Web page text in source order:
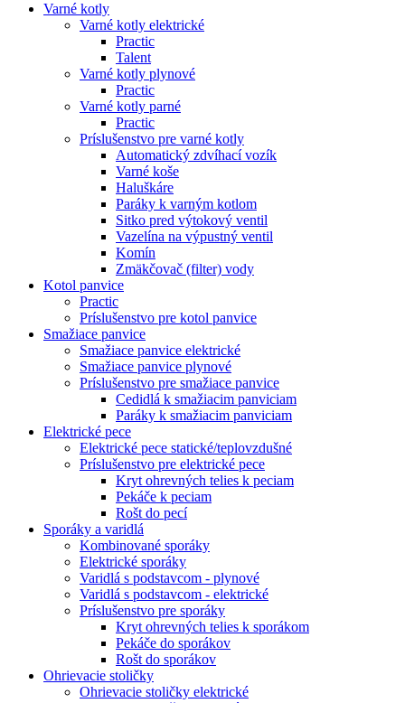
Varné kotly
Varné kotly elektrické
Practic
Talent
Varné kotly plynové
Practic
Varné kotly parné
Practic
Príslušenstvo pre varné kotly
Automatický zdvíhací vozík
Varné koše
Haluškáre
Paráky k varným kotlom
Sitko pred výtokový ventil
Vazelína na výpustný ventil
Komín
Zmäkčovač (filter) vody
Kotol panvice
Practic
Príslušenstvo pre kotol panvice
Smažiace panvice
Smažiace panvice elektrické
Smažiace panvice plynové
Príslušenstvo pre smažiace panvice
Cedidlá k smažiacim panviciam
Paráky k smažiacim panviciam
Elektrické pece
Elektrické pece statické/teplovzdušné
Príslušenstvo pre elektrické pece
Kryt ohrevných telies k peciam
Pekáče k peciam
Rošt do pecí
Sporáky a varidlá
Kombinované sporáky
Elektrické sporáky
Varidlá s podstavcom - plynové
Varidlá s podstavcom - elektrické
Príslušenstvo pre sporáky
Kryt ohrevných telies k sporákom
Pekáče do sporákov
Rošt do sporákov
Ohrievacie stoličky
Ohrievacie stoličky elektrické